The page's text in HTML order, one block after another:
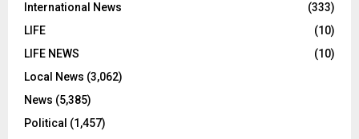
International News
(333)
LIFE
(10)
LIFE NEWS
(10)
Local News (3,062)
News (5,385)
Political (1,457)